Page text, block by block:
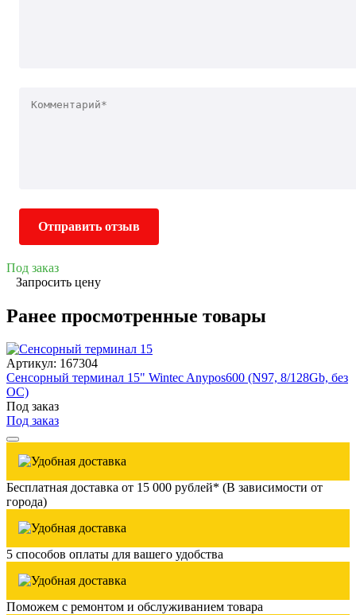
Отправить отзыв
Под заказ
Запросить цену
Ранее просмотренные товары
Артикул: 167304
Сенсорный терминал 15" Wintec Anypos600 (N97, 8/128Gb, без
ОС)
Под заказ
Под заказ
Бесплатная доставка от 15 000 рублей* (В зависимости от
города)
5 способов оплаты для вашего удобства
Поможем с ремонтом и обслуживанием товара